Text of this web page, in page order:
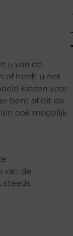
u van de
of heeft u net
kiezen voor
bent of dit de
ook mogelijk
van de
steeds